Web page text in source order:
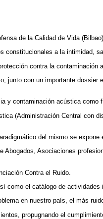
de la Calidad de Vida (Bilbao)
constitucionales a la intimidad,
contra la
junto con un importante
y contaminación acústica como
(Administración Central con
del mismo se expone
Asociaciones
Contra el Ruido.
como el catálogo de actividades
en nuestro país, el más
propugnando el